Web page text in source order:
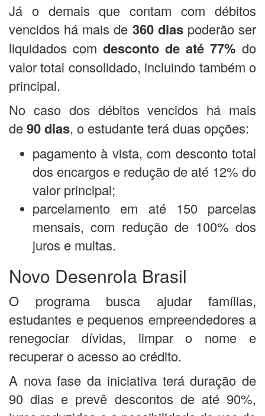
Já o demais que contam com débitos
vencidos há mais de 360 dias poderão ser
liquidados com desconto de até 77% do
valor total consolidado, incluindo também o
principal.
No caso dos débitos vencidos há mais
de90 dias, o estudante terá duas opções:
pagamento à vista, com desconto total
dos encargos e redução de até 12% do
valor principal;
parcelamento em até 150 parcelas
mensais, com redução de 100% dos
juros e multas.
Novo Desenrola Brasil
O programa busca ajudar famílias,
estudantes e pequenos empreendedores a
renegociar dívidas, limpar o nome e
recuperar o acesso ao crédito.
A nova fase da iniciativa terá duração de
90 dias e prevê descontos de até 90%,